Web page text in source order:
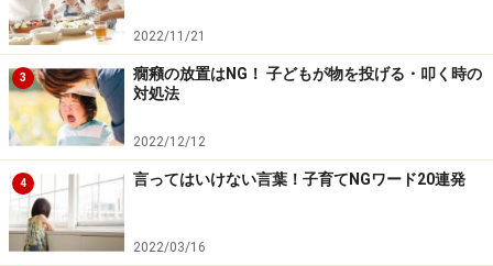
2022/11/21
3
癇癪の放置はNG！ 子どもが物を投げる・叩く時の
対処法
2022/12/12
4 言ってはいけない言葉！子育てNGワード20連発
2022/03/16